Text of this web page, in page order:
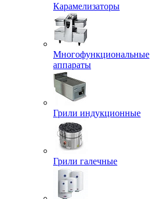
Карамелизаторы
Многофункциональные
аппараты
Грили индукционные
Грили галечные